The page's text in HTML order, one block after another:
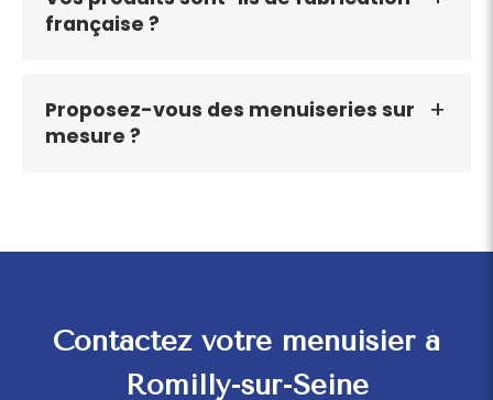
française ?
Proposez-vous des menuiseries sur
mesure ?
Contactez votre menuisier à
Romilly-sur-Seine